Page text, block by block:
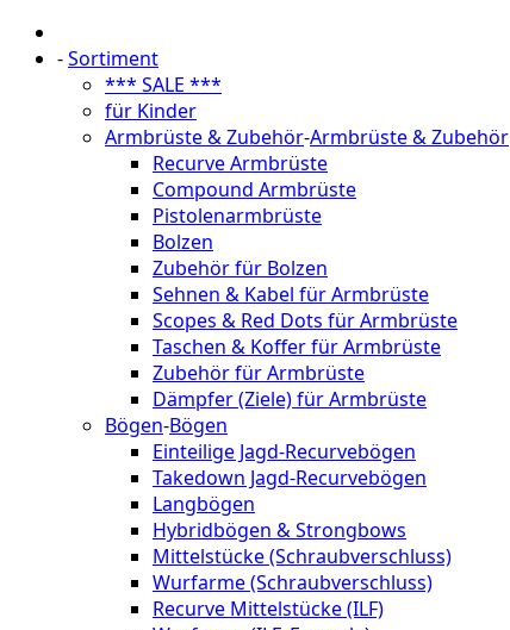
-Sortiment
*** SALE ***
für Kinder
Armbrüste & Zubehör-Armbrüste & Zubehör
Recurve Armbrüste
Compound Armbrüste
Pistolenarmbrüste
Bolzen
Zubehör für Bolzen
Sehnen & Kabel für Armbrüste
Scopes & Red Dots für Armbrüste
Taschen & Koffer für Armbrüste
Zubehör für Armbrüste
Dämpfer (Ziele) für Armbrüste
Bögen-Bögen
Einteilige Jagd-Recurvebögen
Takedown Jagd-Recurvebögen
Langbögen
Hybridbögen & Strongbows
Mittelstücke (Schraubverschluss)
Wurfarme (Schraubverschluss)
Recurve Mittelstücke (ILF)